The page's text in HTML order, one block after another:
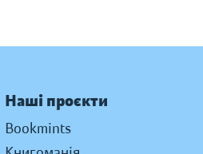
Наші проєкти
Bookmints